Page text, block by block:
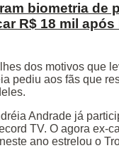
biometria de
R$ 18 mil
dos motivos que
pediu aos fãs que
Andrade já
TV. O agora ex-
ano estrelou o